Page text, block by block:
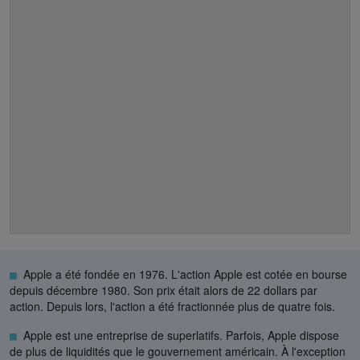
Apple a été fondée en 1976. L'action Apple est cotée en bourse
depuis décembre 1980. Son prix était alors de 22 dollars par
action. Depuis lors, l'action a été fractionnée plus de quatre fois.
Apple est une entreprise de superlatifs. Parfois, Apple dispose
de plus de liquidités que le gouvernement américain. À l'exception